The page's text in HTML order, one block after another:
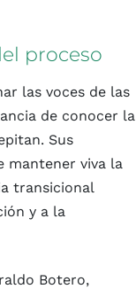
proceso
las voces de las
de conocer la
Sus
mantener viva la
transicional
y a la
Botero,